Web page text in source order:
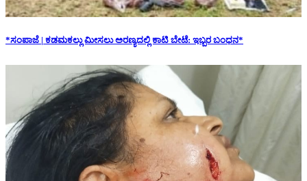
*ಸಂಪಾಜೆ | ಕಡಮಕಲ್ಲು ಮೀಸಲು ಅರಣ್ಯದಲ್ಲಿ ಕಾಟಿ ಬೇಟೆ: ಇಬ್ಬರ ಬಂಧನ*